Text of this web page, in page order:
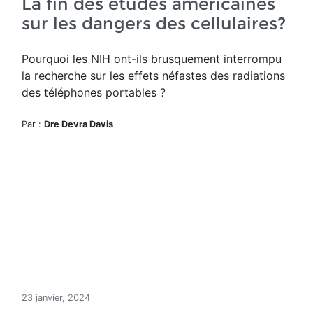
sur les dangers des cellulaires?
Pourquoi les NIH ont-ils brusquement interrompu
la recherche sur les effets néfastes des radiations
des téléphones portables ?
Par : Dre Devra Davis
23 janvier, 2024